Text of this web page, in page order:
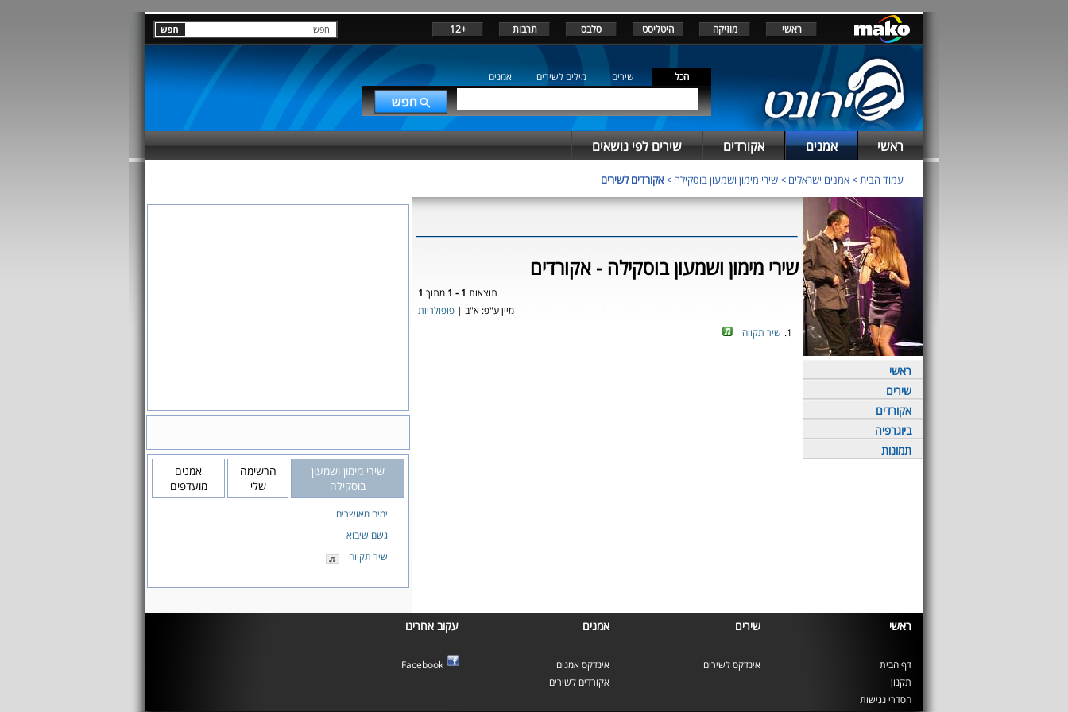
ראשי מוזיקה היטליסט סלבס תרבות +12
הכל שירים מילים לשירים אמנים
ראשי אמנים אקורדים שירים לפי נושאים
עמוד הבית>אמנים ישראלים >שירי מימון ושמעון בוסקילה >אקורדים לשירים
ראשי
שירים
אקורדים
ביוגרפיה
תמונות
שירי מימון ושמעון בוסקילה - אקורדים
תוצאות 1 - 1 מתוך 1
מיין ע"פ: א"ב | פופולריות
1. שיר תקווה
שירי מימון ושמעון
בוסקילה
הרשימה
שלי
אמנים
מועדפים
ימים מאושרים
גשם שיבוא
שיר תקווה
ראשי שירים אמנים עקוב אחרינו
דף הבית
תקנון
הסדרי נגישות
אינדקס לשירים
אינדקס אמנים
אקורדים לשירים
Facebook